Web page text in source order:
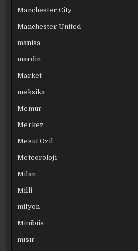
Manchester City
Manchester United
manisa
mardin
Market
meksika
Memur
Merkez
Mesut Özil
Meteoroloji
Milan
Milli
milyon
Minibüs
mısır